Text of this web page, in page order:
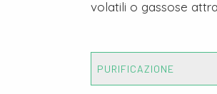
volatili o gassose